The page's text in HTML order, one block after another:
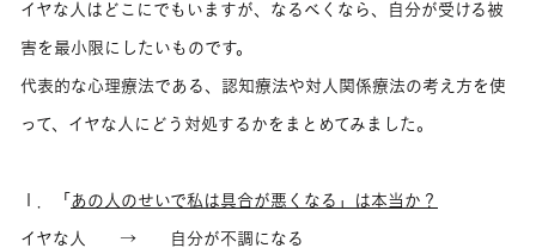
イヤな人はどこにでもいますが、なるべくなら、自分が受ける被
害を最小限にしたいものです。
代表的な心理療法である、認知療法や対人関係療法の考え方を使
って、イヤな人にどう対処するかをまとめてみました。
１．「 あの人のせいで私は具合が悪くなる」は本当か？
イヤな人 → 自分が不調になる